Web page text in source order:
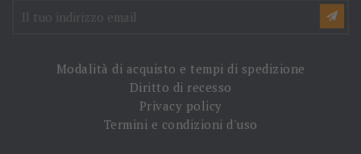
Modalità di acquisto e tempi di spedizione
Diritto di recesso
Privacy policy
Termini e condizioni d'uso